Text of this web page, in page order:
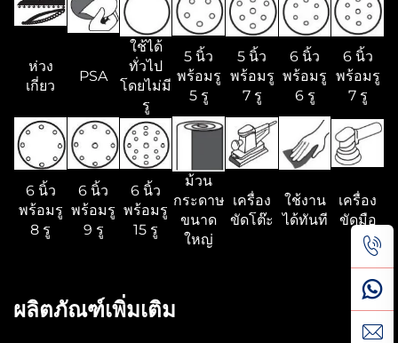
ห่วง
เกี่ยว
PSA
ใช้ได้
ทั่วไป
โดยไม่มี
รู
5 นิ้ว
พร้อมรู
5 รู
5 นิ้ว
พร้อมรู
7 รู
6 นิ้ว
พร้อมรู
6 รู
6 นิ้ว
พร้อมรู
7 รู
6 นิ้ว
พร้อมรู
8 รู
6 นิ้ว
พร้อมรู
9 รู
6 นิ้ว
พร้อมรู
15 รู
ม้วน
กระดาษ
ขนาด
ใหญ่
เครื่อง
ขัดโต๊ะ
ใช้งาน
ได้ทันที
เครื่อง
ขัดมือ
ผลิตภัณฑ์เพิ่มเติม